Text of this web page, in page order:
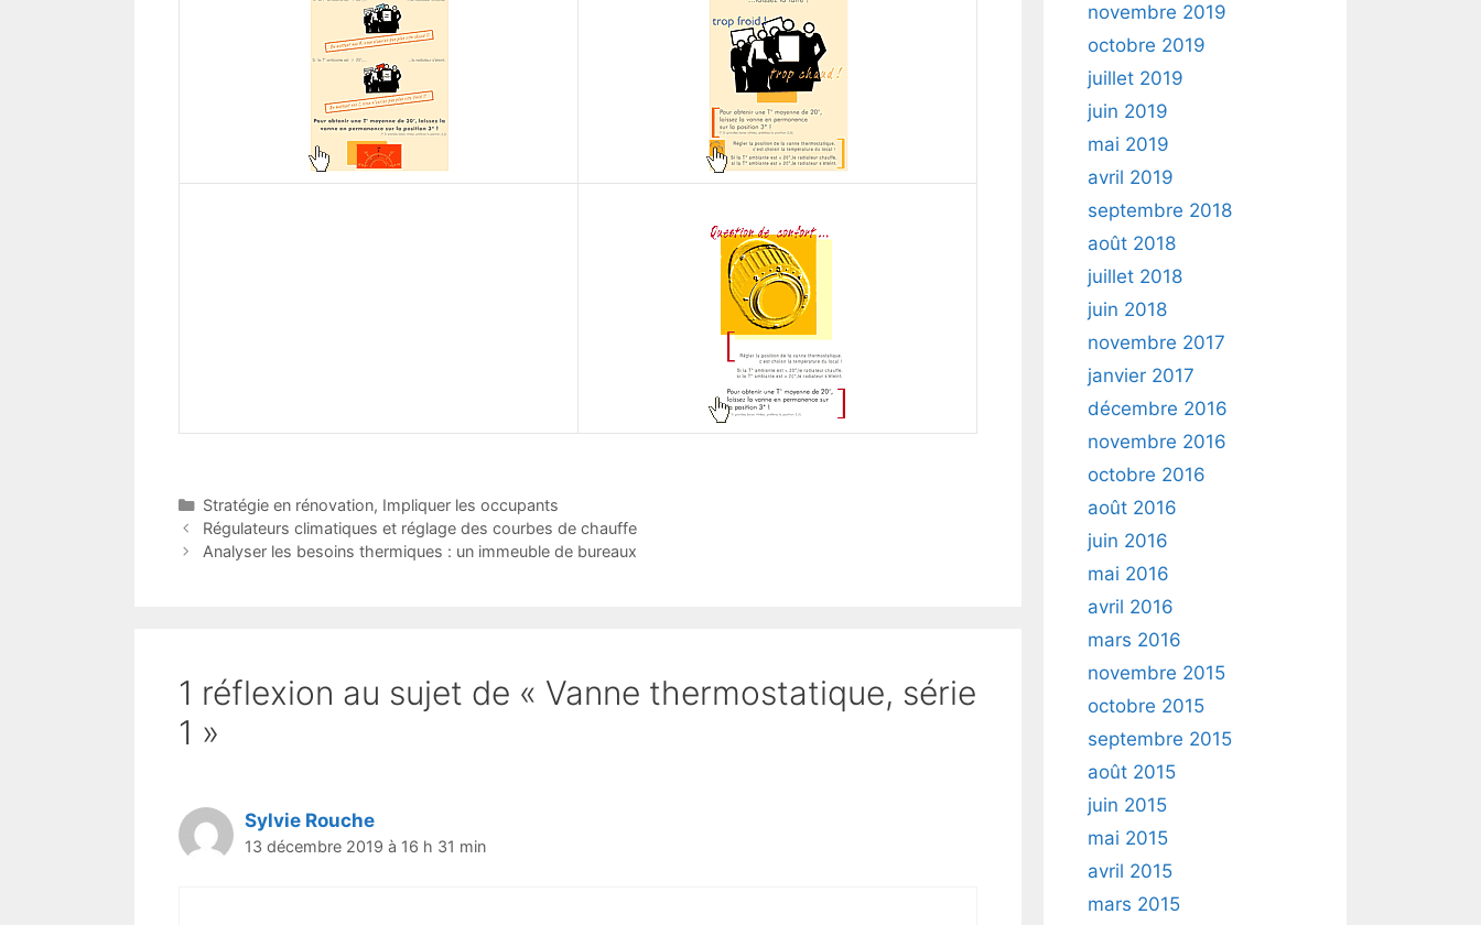
Catégories
Stratégie en rénovation, Impliquer les occupants
Régulateurs climatiques et réglage des courbes de chauffe
Analyser les besoins thermiques : un immeuble de bureaux
1 réflexion au sujet de « Vanne thermostatique, série
1 »
Sylvie Rouche
13 décembre 2019 à 16 h 31 min
novembre 2019
octobre 2019
juillet 2019
juin 2019
mai 2019
avril 2019
septembre 2018
août 2018
juillet 2018
juin 2018
novembre 2017
janvier 2017
décembre 2016
novembre 2016
octobre 2016
août 2016
juin 2016
mai 2016
avril 2016
mars 2016
novembre 2015
octobre 2015
septembre 2015
août 2015
juin 2015
mai 2015
avril 2015
mars 2015